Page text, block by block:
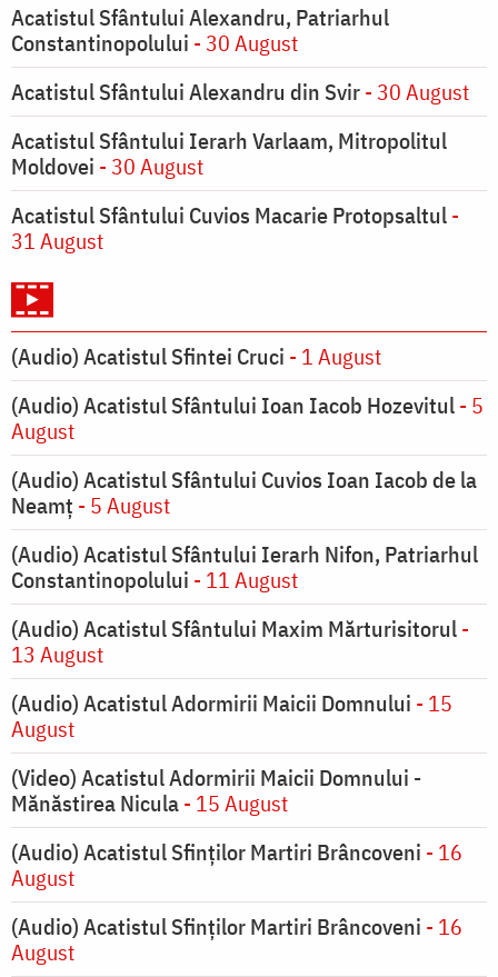
Acatistul Sfântului Alexandru, Patriarhul
Constantinopolului - 30 August
Acatistul Sfântului Alexandru din Svir- 30 August
Acatistul Sfântului Ierarh Varlaam, Mitropolitul
Moldovei - 30 August
Acatistul Sfântului Cuvios Macarie Protopsaltul-
31 August
(Audio) Acatistul Sfintei Cruci - 1 August
(Audio) Acatistul Sfântului Ioan Iacob Hozevitul- 5
August
(Audio) Acatistul Sfântului Cuvios Ioan Iacob de la
Neamț - 5 August
(Audio) Acatistul Sfântului Ierarh Nifon, Patriarhul
Constantinopolului - 11 August
(Audio) Acatistul Sfântului Maxim Mărturisitorul-
13 August
(Audio) Acatistul Adormirii Maicii Domnului - 15
August
(Video) Acatistul Adormirii Maicii Domnului -
Mănăstirea Nicula- 15 August
(Audio) Acatistul Sfinților Martiri Brâncoveni - 16
August
(Audio) Acatistul Sfinților Martiri Brâncoveni - 16
August